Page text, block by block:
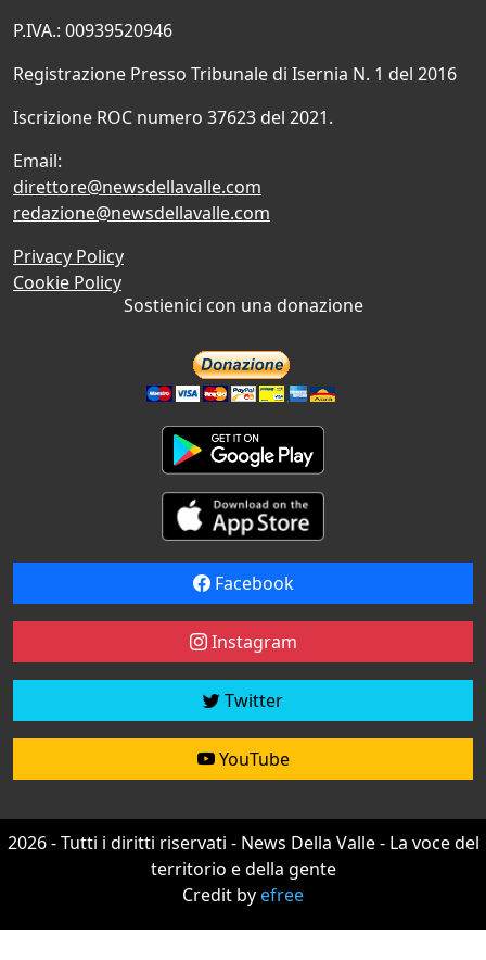
P.IVA.: 00939520946
Registrazione Presso Tribunale di Isernia N. 1 del 2016
Iscrizione ROC numero 37623 del 2021.
Email:
direttore@newsdellavalle.com
redazione@newsdellavalle.com
Privacy Policy
Cookie Policy
Sostienici con una donazione
Facebook
Instagram
Twitter
YouTube
2026 - Tutti i diritti riservati - News Della Valle - La voce del
territorio e della gente
Credit byefree